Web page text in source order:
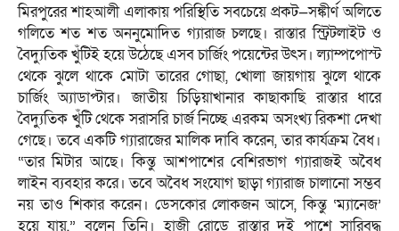
মিরপুরের শাহআলী এলাকায় পরিস্থিতি সবচেয়ে প্রকট—সঙ্কীর্ণ অলিতে
গলিতে শত শত অননুমোদিত গ্যারাজ চলছে। রাস্তার স্ট্রিটলাইট ও
বৈদ্যুতিক খুঁটিই হয়ে উঠেছে এসব চার্জিং পয়েন্টের উৎস। ল্যাম্পপোস্ট
থেকে ঝুলে থাকে মোটা তারের গোছা, খোলা জায়গায় ঝুলে থাকে
চার্জিং অ্যাডাপ্টার। জাতীয় চিড়িয়াখানার কাছাকাছি রাস্তার ধারে
বৈদ্যুতিক খুঁটি থেকে সরাসরি চার্জ নিচ্ছে এরকম অসংখ্য রিকশা দেখা
গেছে। তবে একটি গ্যারাজের মালিক দাবি করেন, তার কার্যক্রম বৈধ।
“তার মিটার আছে। কিন্তু আশপাশের বেশিরভাগ গ্যারাজই অবৈধ
লাইন ব্যবহার করে। তবে অবৈধ সংযোগ ছাড়া গ্যারাজ চালানো সম্ভব
নয় তাও শিকার করেন। ডেসকোর লোকজন আসে, কিন্তু ‘ম্যানেজ’
হয়ে যায়,” বলেন তিনি। হাজী রোডে রাস্তার দুই পাশে সারিবদ্ধ